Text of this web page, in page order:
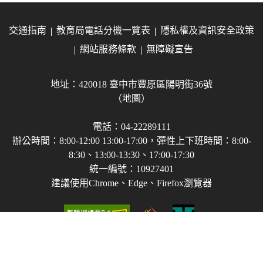
交通指南 教育局電話分機一覽表
隱私權及資訊安全政策
網站服務條款
無障礙宣告
地址：420018 臺中市豐原區陽明街36號
（地圖）
電話：04-22289111
辦公時間：8:00-12:00 13:00-17:00，彈性上下班時間：8:00-
8:30、13:00-13:30、17:00-17:30
統一編號：10927401
建議使用Chrome、Edge、Firefox瀏覽器